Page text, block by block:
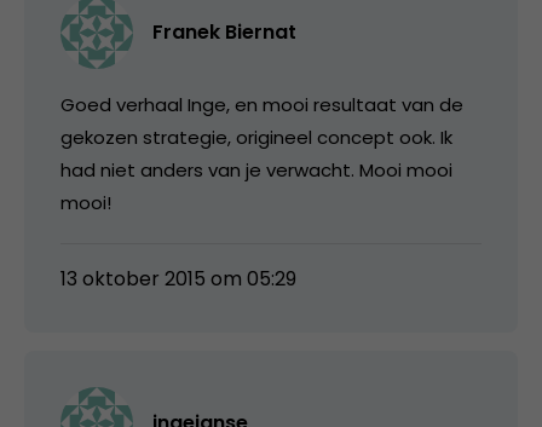
Franek Biernat
Goed verhaal Inge, en mooi resultaat van de
gekozen strategie, origineel concept ook. Ik
had niet anders van je verwacht. Mooi mooi
mooi!
13 oktober 2015 om 05:29